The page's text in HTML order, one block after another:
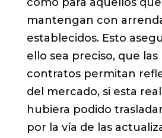
mantengan con
establecidos. Esto
ello sea preciso, que
contratos permitan
del mercado, si esta
hubiera podido
por la vía de las